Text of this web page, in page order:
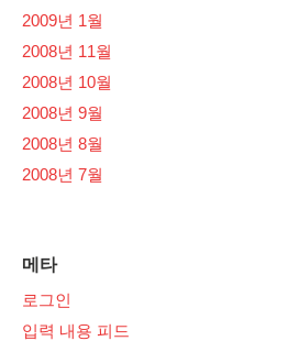
2009년 1월
2008년 11월
2008년 10월
2008년 9월
2008년 8월
2008년 7월
메타
로그인
입력 내용 피드